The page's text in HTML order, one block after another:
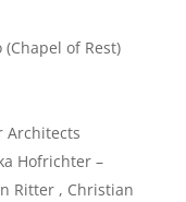
of Rest)
Architects
Hofrichter –
Ritter , Christian